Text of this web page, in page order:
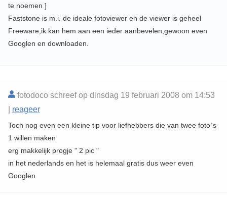
te noemen ]
Faststone is m.i. de ideale fotoviewer en de viewer is geheel
Freeware,ik kan hem aan een ieder aanbevelen,gewoon even
Googlen en downloaden.
fotodoco schreef op dinsdag 19 februari 2008 om 14:53
reageer
Toch nog even een kleine tip voor liefhebbers die van twee foto`s
1 willen maken
erg makkelijk progje " 2 pic "
in het nederlands en het is helemaal gratis dus weer even
Googlen